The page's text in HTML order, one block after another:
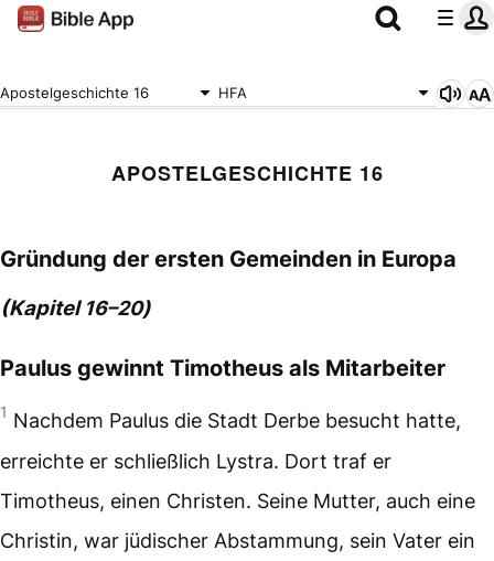
Apostelgeschichte 16 HFA
APOSTELGESCHICHTE 16
Gründung der ersten Gemeinden in Europa
(Kapitel16–20)
Paulus gewinnt Timotheus als Mitarbeiter
1 Nachdem Paulus die Stadt Derbe besucht hatte,
erreichte er schließlich Lystra. Dort traf er
Timotheus, einen Christen. Seine Mutter, auch eine
Christin, war jüdischer Abstammung, sein Vater ein